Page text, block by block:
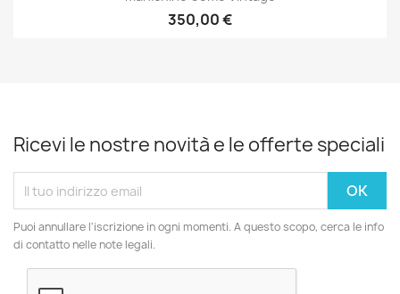
350,00 €
Ricevi le nostre novità e le offerte speciali
Puoi annullare l'iscrizione in ogni momenti. A questo scopo, cerca le info
di contatto nelle note legali.